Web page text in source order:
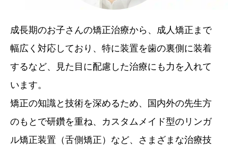
成長期のお子さんの矯正治療から、成人矯正まで
幅広く対応しており、特に装置を歯の裏側に装着
するなど、見た目に配慮した治療にも力を入れて
います。
矯正の知識と技術を深めるため、国内外の先生方
のもとで研鑽を重ね、カスタムメイド型のリンガ
ル矯正装置（舌側矯正）など、さまざまな治療技